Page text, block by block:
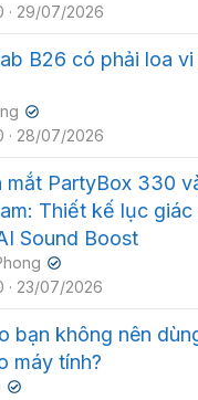
29/07/2026
B26 có phải loa
✔
28/07/2026
mắt PartyBox 330
Thiết kế lục
Sound Boost
✔
23/07/2026
bạn không nên
máy tính?
✔